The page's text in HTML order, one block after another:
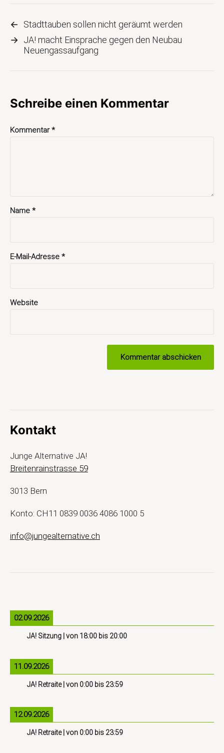
←
Stadttauben sollen nicht geräumt werden
→ JA! macht Einsprache gegen den Neubau
Neuengassaufgang
Schreibe einen Kommentar
Kommentar*
Name *
E-Mail-Adresse *
Website
Kontakt
Junge Alternative JA!
Breitenrainstrasse 59
3013 Bern
Konto: CH11 0839 0036 4086 1000 5
info@jungealternative.ch
02.09.2026
JA! Sitzung | von 18:00 bis 20:00
11.09.2026
JA! Retraite| von 0:00 bis 23:59
12.09.2026
JA! Retraite| von 0:00 bis 23:59